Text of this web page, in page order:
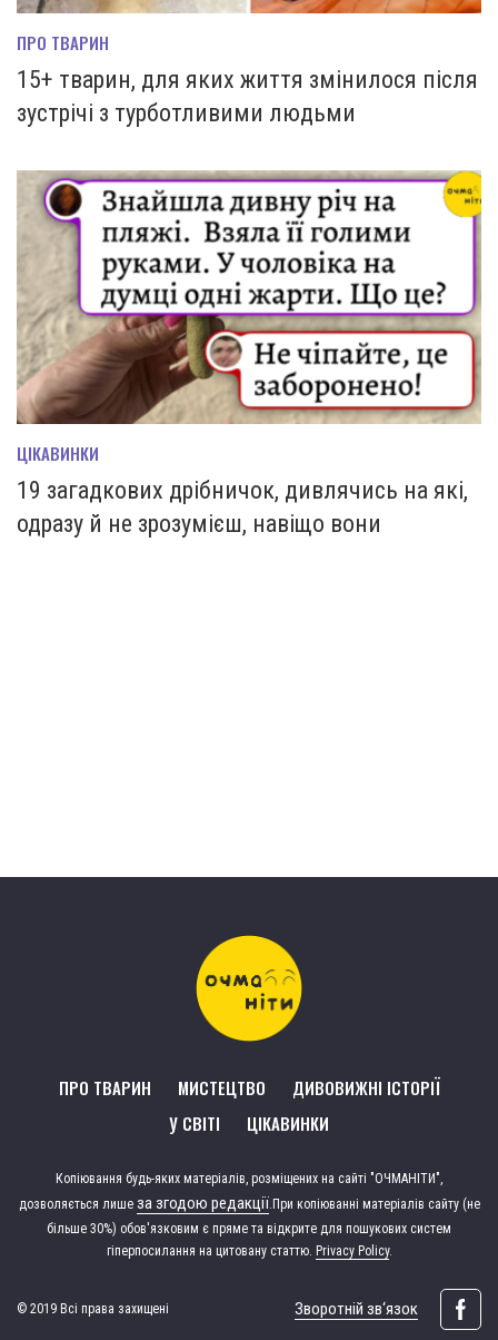
ПРО ТВАРИН
15+ тварин, для яких життя змінилося після
зустрічі з турботливими людьми
ЦІКАВИНКИ
19 загадкових дрібничок, дивлячись на які,
одразу й не зрозумієш, навіщо вони
ПРО ТВАРИН МИСТЕЦТВО
ДИВОВИЖНІ ІСТОРІЇ
У СВІТІ
ЦІКАВИНКИ
Зворотній зв‘язок
Копіювання будь-яких матеріалів, розміщених на сайті "ОЧМАНІТИ",
дозволяється лише за згодою редакції При копіюванні матеріалів сайту (не
більше 30%) обов'язковим є пряме та відкрите для пошукових систем
гіперпосилання на цитовану статтю. Privacy Policy.
© 2019 Всі права захищені